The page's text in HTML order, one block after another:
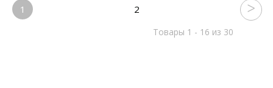
1 2
Товары 1 - 16 из 30